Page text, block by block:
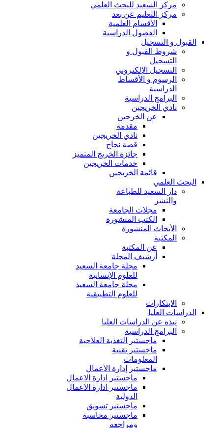
مركز السعيد للبحث العلمي
مركز التعليم عن بعد
الأقسام العلمية
الفصول الدراسية
القبول و التسجيل
شروط القبول و
التسجيل
التسجيل الإلكتروني
الرسوم و الأقساط
الدراسية
البرامج الدراسية
نادي الخريجين
عن الخرجين
مقدمة
نادي الخريجين
قصة نجاح
جائزة الخريج المتميز
خدمات الخريجين
قائمة الخريجين
البحث العلمي
دار السعيد للطباعة
والنشر
مجلات الجامعة
الكتب المنشورة
الأبحاث المنشورة
المكتبة
عن المكتبة
أرشيف المجلة
مجلة جامعة السعيد
للعلوم الإنسانية
مجلة جامعة السعيد
للعلوم التطبيقية
الابتكارات
الدراسات العليا
نبذه عن الدراسات العليا
البرامج الدراسية
ماجستير التغذية العلاجية
ماجستير تقنية
المعلومات
ماجستير إدارة الأعمال
ماجستير ادارة الاعمال
ماجستير ادارة الاعمال
الدولية
ماجستير تسويق
ماجستير محاسبة
ومراجعه